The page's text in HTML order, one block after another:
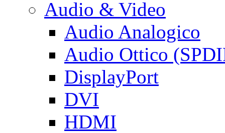
Audio & Video
Audio Analogico
Audio Ottico
DisplayPort
DVI
HDMI